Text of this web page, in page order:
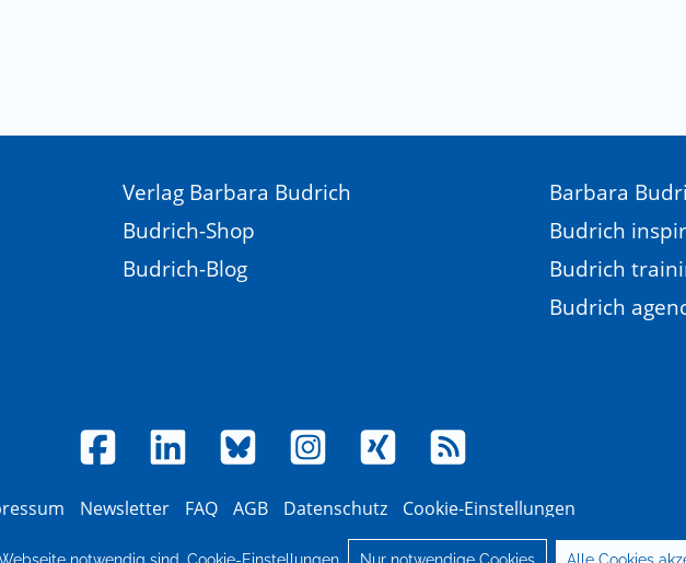
Verlag Barbara Budrich
Budrich-Shop
Budrich-Blog
Barbara
Budrich
Budrich
Budrich
Newsletter FAQ AGB Datenschutz Cookie-Einstellungen
© 2026 Verlag Barbara Budrich